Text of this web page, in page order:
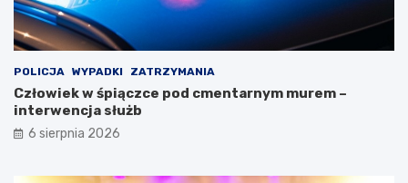
POLICJA WYPADKI ZATRZYMANIA
Człowiek w śpiączce pod cmentarnym murem –
interwencja służb
6 sierpnia 2026